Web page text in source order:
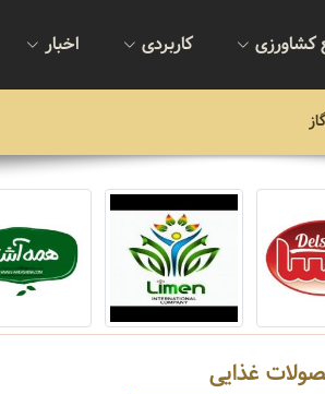
کشاورزی کاربردی اخبار
غذایی